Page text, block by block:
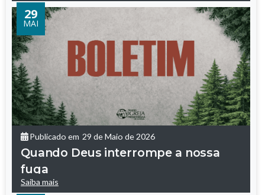
29
MAI
Publicado em 29 de Maio de 2026
Quando Deus interrompe a nossa
fuga
Saiba mais